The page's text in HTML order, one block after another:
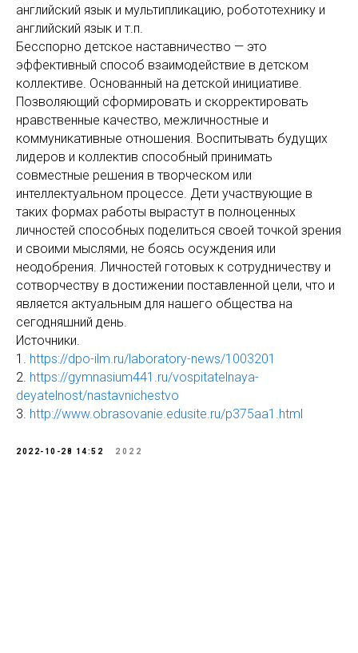
английский язык и мультипликацию, робототехнику и
английский язык и т.п.
Бесспорно детское наставничество — это
эффективный способ взаимодействие в детском
коллективе. Основанный на детской инициативе.
Позволяющий сформировать и скорректировать
нравственные качество, межличностные и
коммуникативные отношения. Воспитывать будущих
лидеров и коллектив способный принимать
совместные решения в творческом или
интеллектуальном процессе. Дети участвующие в
таких формах работы вырастут в полноценных
личностей способных поделиться своей точкой зрения
и своими мыслями, не боясь осуждения или
неодобрения. Личностей готовых к сотрудничеству и
сотворчеству в достижении поставленной цели, что и
является актуальным для нашего общества на
сегодняшний день.
Источники.
1. https://dpo-ilm.ru/laboratory-news/1003201
2. https://gymnasium441.ru/vospitatelnaya-
deyatelnost/nastavnichestvo
3. http://www.obrasovanie.edusite.ru/p375aa1.html
2022-10-28 14:52 2022